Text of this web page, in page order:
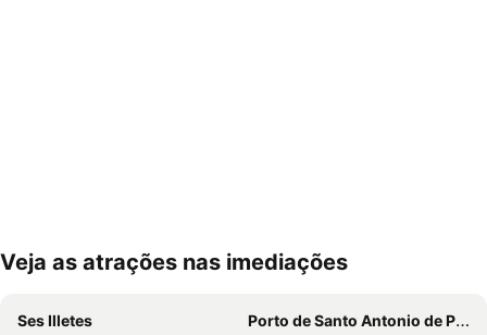
Ampliar mapa
Veja as atrações nas imediações
Ses Illetes Porto de Santo Antonio de Portmany